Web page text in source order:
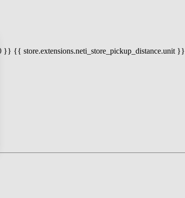
}} {{ store.extensions.neti_store_pickup_distance.unit }}